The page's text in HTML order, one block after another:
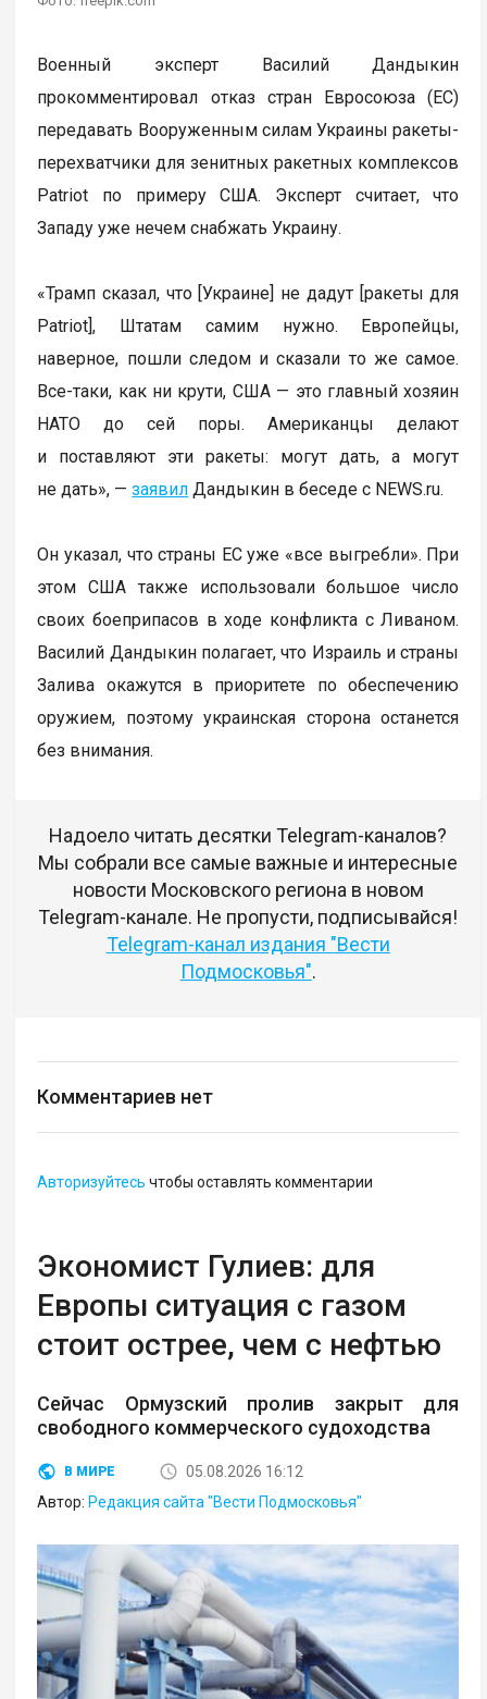
Военный эксперт Василий Дандыкин
прокомментировал отказ стран Евросоюза (ЕС)
передавать Вооруженным силам Украины ракеты-
перехватчики для зенитных ракетных комплексов
Patriot по примеру США. Эксперт считает, что
Западу уже нечем снабжать Украину.
«Трамп сказал, что [Украине] не дадут [ракеты для
Patriot], Штатам самим нужно. Европейцы,
наверное, пошли следом и сказали то же самое.
Все-таки, как ни крути, США — это главный хозяин
НАТО до сей поры. Американцы делают
и поставляют эти ракеты: могут дать, а могут
не дать», —заявил Дандыкин в беседе с NEWS.ru.
Он указал, что страны ЕС уже «все выгребли». При
этом США также использовали большое число
своих боеприпасов в ходе конфликта с Ливаном.
Василий Дандыкин полагает, что Израиль и страны
Залива окажутся в приоритете по обеспечению
оружием, поэтому украинская сторона останется
без внимания.
Надоело читать десятки Telegram-каналов?
Мы собрали все самые важные и интересные
новости Московского региона в новом
Telegram-канале. Не пропусти, подписывайся!
Telegram-канал издания "Вести
Подмосковья".
Комментариев нет
Авторизуйтесь чтобы оставлять комментарии
Экономист Гулиев: для
Европы ситуация с газом
стоит острее, чем с нефтью
Сейчас Ормузский пролив закрыт для
свободного коммерческого судоходства
В МИРЕ
05.08.2026 16:12
Автор: Редакция сайта "Вести Подмосковья"